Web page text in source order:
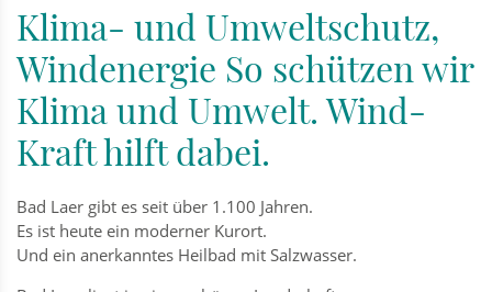
Klima- und Umweltschutz,
Windenergie So schützen wir
Klima und Umwelt. Wind-
Kraft hilft dabei.
Bad Laer gibt es seit über 1.100 Jahren.
Es ist heute ein moderner Kurort.
Und ein anerkanntes Heilbad mit Salzwasser.